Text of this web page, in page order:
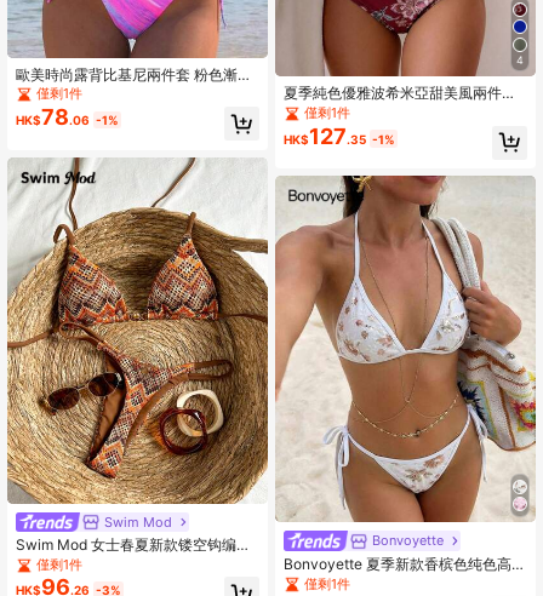
歐美時尚露背比基尼兩件套 粉色漸層
彩色印花泳衣 夏季海灘度假必備
僅剩1件
HK$78.06 -1%
Swim Mod
Swim Mod 女士春夏新款镂空钩编面
料露背三角比基尼泳衣两件套甜美沙
滩装
僅剩1件
HK$96.26 -3%
4
夏季純色優雅波希米亞甜美風兩件式
比基尼泳衣海灘度假套裝
僅剩1件
HK$127.35 -1%
Bonvoyette
Bonvoyette 夏季新款香槟色纯色高端
刺绣亮片闪亮病毒式派对下午茶聚会
僅剩1件